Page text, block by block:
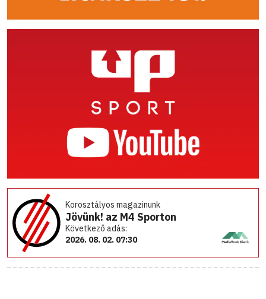
Korosztályos magazinunk
Jövünk! az M4 Sporton
Következő adás:
2026. 08. 02. 07:30